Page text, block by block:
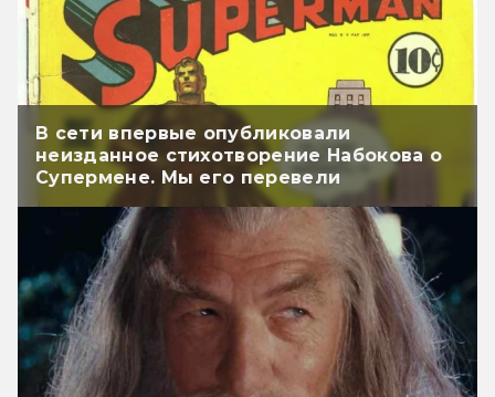
В сети впервые опубликовали
неизданное стихотворение Набокова о
Супермене. Мы его перевели